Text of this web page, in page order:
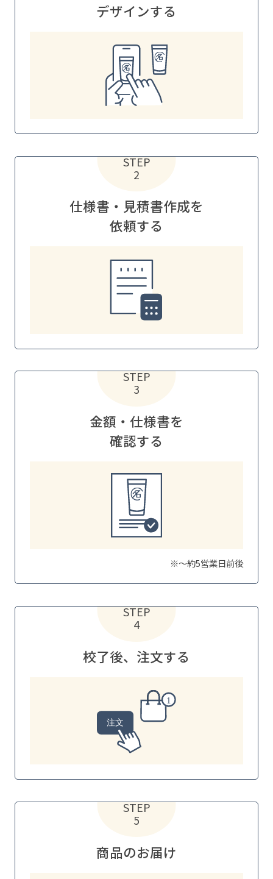
デザインする
STEP
2
仕様書・見積書作成を
依頼する
STEP
3
金額・仕様書を
確認する
※～約5営業日前後
STEP
4
校了後、注文する
STEP
5
商品のお届け